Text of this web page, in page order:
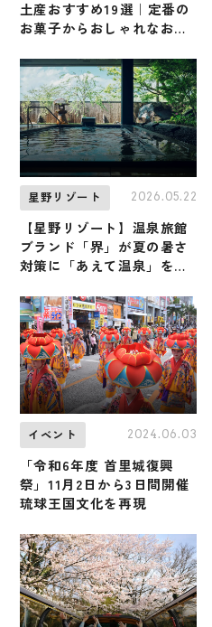
土産おすすめ19選｜定番の
お菓子からおしゃれなお土
紹介
星野リゾート 2026.05.22
【星野リゾート】温泉旅館
ブランド「界」が夏の暑さ
対策に「あえて温泉」をス
常識『クールダウン浴』の
全貌をご紹介
イベント 2024.06.03
「令和6年度 首里城復興
祭」11月2日から3日間開催
琉球王国文化を再現